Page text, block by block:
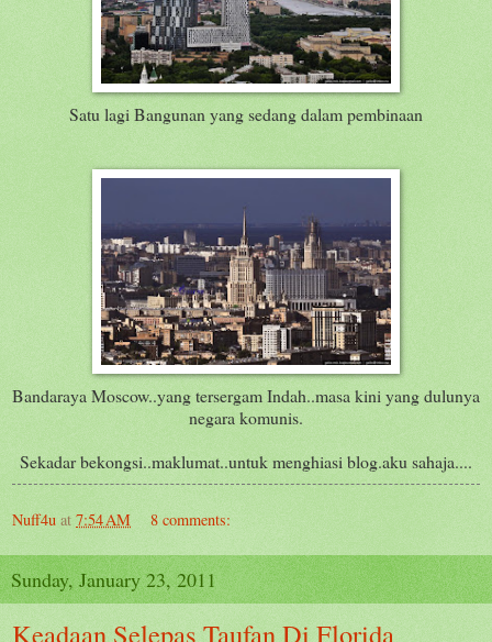
Satu lagi Bangunan yang sedang dalam pembinaan
Bandaraya Moscow..yang tersergam Indah..masa kini yang dulunya
negara komunis.
Sekadar bekongsi..maklumat..untuk menghiasi blog.aku sahaja....
Nuff4u at 7:54 AM 8 comments:
Sunday, January 23, 2011
Keadaan Selepas Taufan Di Florida